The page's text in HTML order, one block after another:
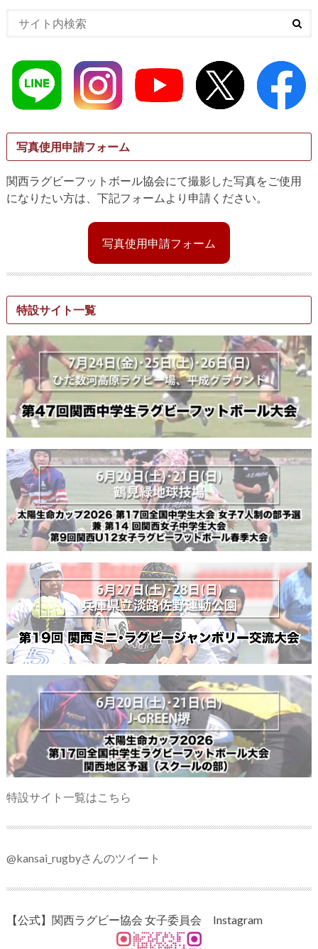
写真使用申請フォーム
関西ラグビーフットボール協会にて撮影した写真をご使用
になりたい方は、下記フォームより申請ください。
写真使用申請フォーム
特設サイト一覧
特設サイト一覧はこちら
@kansai_rugbyさんのツイート
【公式】関西ラグビー協会 女子委員会 Instagram